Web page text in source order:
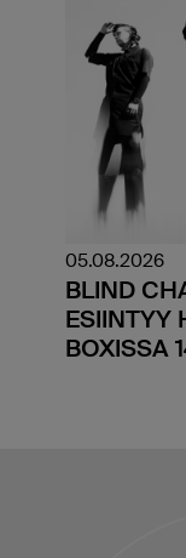
05.08.2026
BLIND
ESIINTYY
BOXISSA